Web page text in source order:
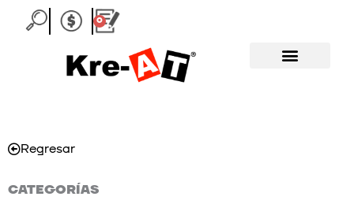
0
Carrito
Regresar
CATEGORÍAS